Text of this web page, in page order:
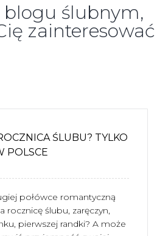
blogu ślubnym,
zainteresować
ŚLUBU? TYLKO
POLSCE
połówce romantyczną
rocznicę ślubu, zaręczyn,
pierwszej randki? A może